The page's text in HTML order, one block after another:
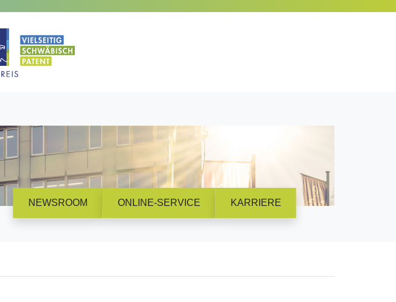
NEWSROOM ONLINE-SERVICE KARRIERE